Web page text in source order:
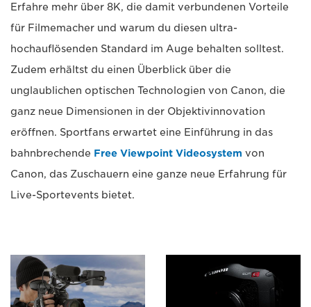
Erfahre mehr über 8K, die damit verbundenen Vorteile
für Filmemacher und warum du diesen ultra-
hochauflösenden Standard im Auge behalten solltest.
Zudem erhältst du einen Überblick über die
unglaublichen optischen Technologien von Canon, die
ganz neue Dimensionen in der Objektivinnovation
eröffnen. Sportfans erwartet eine Einführung in das
bahnbrechende Free Viewpoint Videosystem von
Canon, das Zuschauern eine ganze neue Erfahrung für
Live-Sportevents bietet.